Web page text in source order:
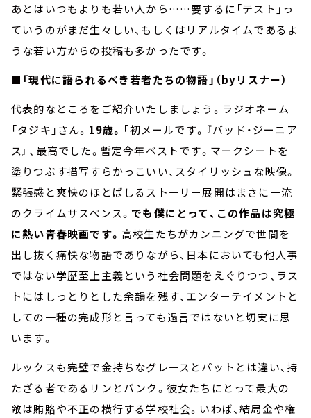
あとはいつもよりも若い人から……要するに「テスト」っ
ていうのがまだ生々しい、もしくはリアルタイムであるよ
うな若い方からの投稿も多かったです。
■「現代に語られるべき若者たちの物語」（byリスナー）
代表的なところをご紹介いたしましょう。ラジオネーム
「タジキ」さん。 19歳。 「初メールです。『バッド・ジーニア
ス』、最高でした。暫定今年ベストです。マークシートを
塗りつぶす描写すらかっこいい、スタイリッシュな映像。
緊張感と爽快のほとばしるストーリー展開はまさに一流
のクライムサスペンス。 でも僕にとって、この作品は究極
に熱い青春映画です。 高校生たちがカンニングで世間を
出し抜く痛快な物語でありながら、日本においても他人事
ではない学歴至上主義という社会問題をえぐりつつ、ラス
トにはしっとりとした余韻を残す、エンターテイメントと
しての一種の完成形と言っても過言ではないと切実に思
います。
ルックスも完璧で金持ちなグレースとパットとは違い、持
たざる者であるリンとバンク。彼女たちにとって最大の
敵は賄賂や不正の横行する学校社会。いわば、結局金や権